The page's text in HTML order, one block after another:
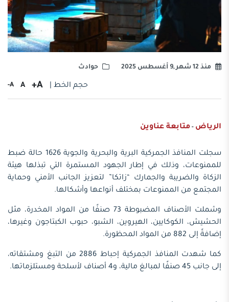
منذ 12 شهر ,9 أغسطس 2025 حوادث
حجم الخط | A+
A
A-
الرياض - متابعة عناوين
سجلت المنافذ الجمركية البرية والبحرية والجوية 1626 حالة ضبط
للممنوعات، وذلك في إطار الجهود المستمرة التي تبذلها هيئة
الزكاة والضريبة والجمارك “زاتكا” لتعزيز الجانب الأمني وحماية
المجتمع من الممنوعات بمختلف أنواعها وأشكالها.
وشملت الأصناف المضبوطة 73 صنفًا من المواد المخدرة، مثل
الحشيش، الكوكايين، الهيروين، الشبو، حبوب الكبتاجون وغيرها،
إضافةً إلى 882 من المواد المحظورة.
كما شهدت المنافذ الجمركية إحباط 2886 من التبغ ومشتقاته،
إلى جانب 45 صنفًا لمبالغ مالية، و4 أصناف لأسلحة ومستلزماتها.